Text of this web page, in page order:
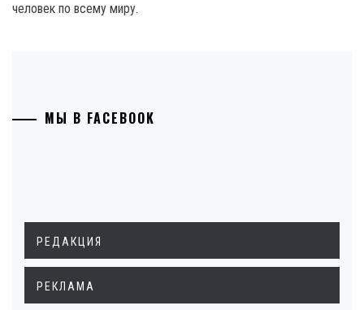
человек по всему миру.
МЫ В FACEBOOK
РЕДАКЦИЯ
РЕКЛАМА